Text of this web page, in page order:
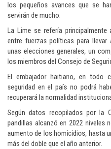
los pequeños avances que se
servirán de mucho.
La Lime se refería
entre fuerzas políticas para
unas elecciones generales, un
los miembros del Consejo de
El embajador haitiano, en todo
seguridad en el país no podrá
recuperará la normalidad
Según datos recopilados por la
pandillas alcanzó en 2022 niveles
aumento de los homicidios, hasta
más del doble que el año anterior.